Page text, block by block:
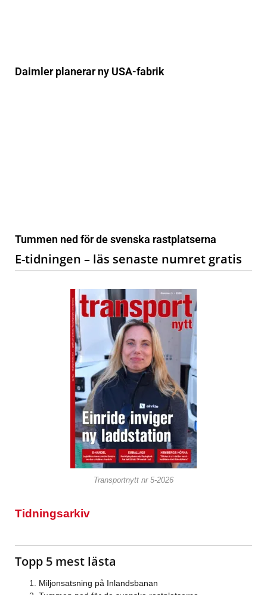
Daimler planerar ny USA-fabrik
Tummen ned för de svenska rastplatserna
E-tidningen – läs senaste numret gratis
Transportnytt nr 5-2026
Tidningsarkiv
Topp 5 mest lästa
Miljonsatsning på Inlandsbanan